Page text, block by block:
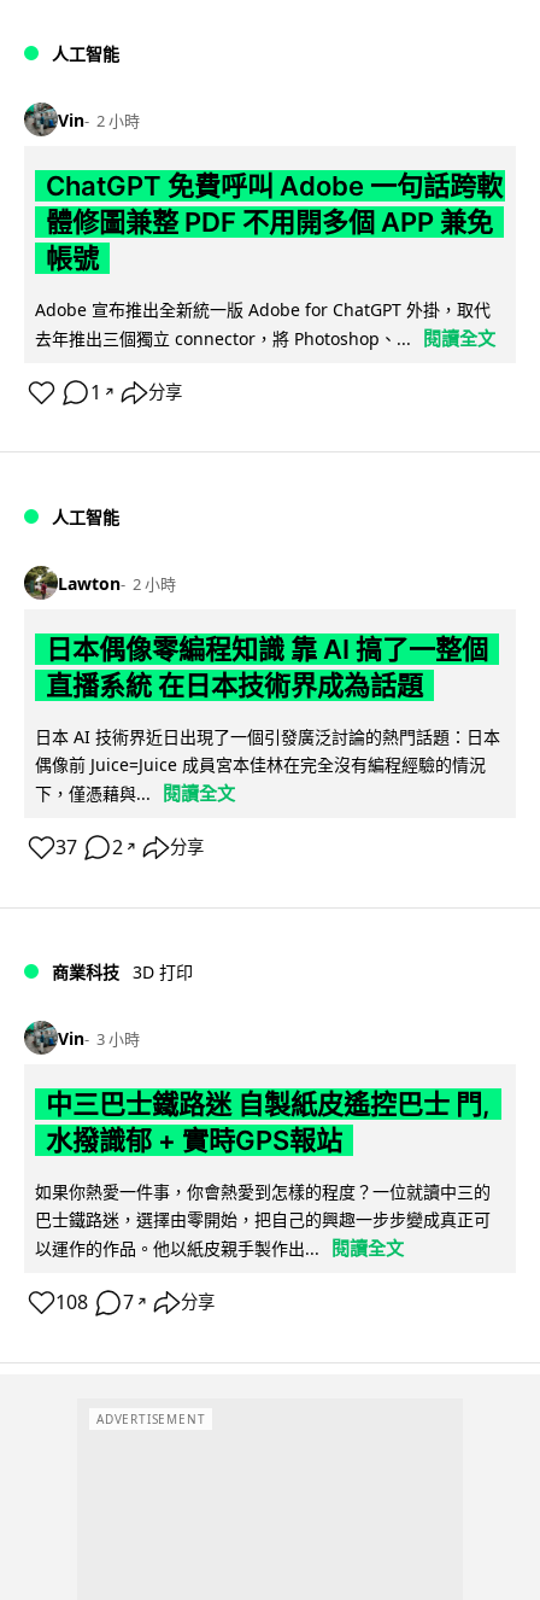
人工智能
Vin 2 小時
ChatGPT 免費呼叫 Adobe 一句話跨軟
體修圖兼整 PDF 不用開多個 APP 兼免
帳號
Adobe 宣布推出全新統一版 Adobe for ChatGPT 外掛，取代
去年推出三個獨立 connector，將 Photoshop、...
閱讀全文
1 ↗ 分享
人工智能
Lawton 2 小時
日本偶像零編程知識 靠 AI 搞了一整個
直播系統 在日本技術界成為話題
日本 AI 技術界近日出現了一個引發廣泛討論的熱門話題：日本
偶像前 Juice=Juice 成員宮本佳林在完全沒有編程經驗的情況
下，僅憑藉與...
閱讀全文
37 2 ↗ 分享
商業科技 3D 打印
Vin 3 小時
中三巴士鐵路迷 自製紙皮遙控巴士 門,
水撥識郁 + 實時GPS報站
如果你熱愛一件事，你會熱愛到怎樣的程度？一位就讀中三的
巴士鐵路迷，選擇由零開始，把自己的興趣一步步變成真正可
以運作的作品。他以紙皮親手製作出...
閱讀全文
108 7 ↗ 分享
ADVERTISEMENT